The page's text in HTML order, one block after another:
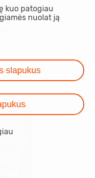
kuo patogiau
nuolat ją
slapukus